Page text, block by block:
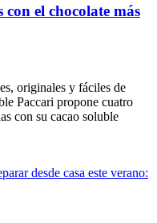
con el chocolate más
originales y fáciles de
Paccari propone cuatro
con su cacao soluble